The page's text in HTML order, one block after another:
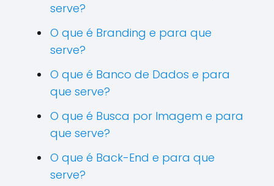
serve?
O que é Branding e para que
serve?
O que é Banco de Dados e para
que serve?
O que é Busca por Imagem e para
que serve?
O que é Back-End e para que
serve?